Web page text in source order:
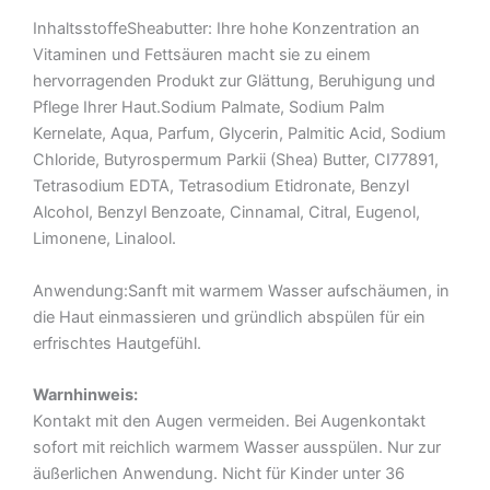
InhaltsstoffeSheabutter: Ihre hohe Konzentration an
Vitaminen und Fettsäuren macht sie zu einem
hervorragenden Produkt zur Glättung, Beruhigung und
Pflege Ihrer Haut.Sodium Palmate, Sodium Palm
Kernelate, Aqua, Parfum, Glycerin, Palmitic Acid, Sodium
Chloride, Butyrospermum Parkii (Shea) Butter, CI77891,
Tetrasodium EDTA, Tetrasodium Etidronate, Benzyl
Alcohol, Benzyl Benzoate, Cinnamal, Citral, Eugenol,
Limonene, Linalool.
Anwendung:Sanft mit warmem Wasser aufschäumen, in
die Haut einmassieren und gründlich abspülen für ein
erfrischtes Hautgefühl.
Warnhinweis:
Kontakt mit den Augen vermeiden. Bei Augenkontakt
sofort mit reichlich warmem Wasser ausspülen. Nur zur
äußerlichen Anwendung. Nicht für Kinder unter 36